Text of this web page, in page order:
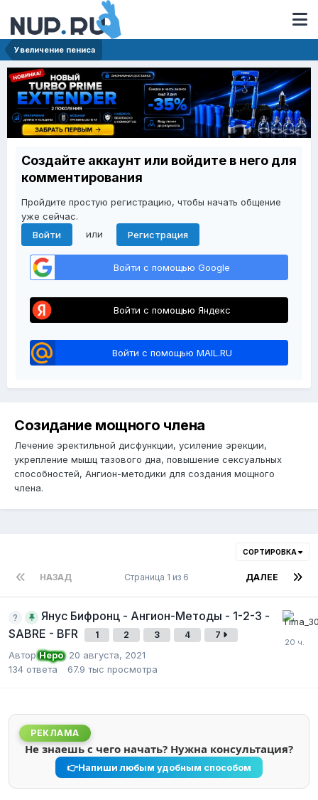
Увеличение пениса
Создайте аккаунт или войдите в него для
комментирования
Пройдите простую регистрацию, чтобы начать общение
уже сейчас.
Войти
или Регистрация
Войти с помощью Google
Войти с помощью Яндекс
Войти с помощью MAIL.RU
Созидание мощного члена
Лечение эректильной дисфункции, усиление эрекции,
укрепление мышц тазового дна, повышение сексуальных
способностей, Ангион-методики для создания мощного
члена.
СОРТИРОВКА
НАЗАД ДАЛЕЕ
Страница 1 из 6
Янус Бифронц - Ангион-Методы - 1-2-3 -
SABRE - BFR
1 2 3 4 7
АвторНеро, 20 августа, 2021
134 ответа 67.9 тыс просмотра
РЕКЛАМА
Не знаешь с чего начать? Нужна консультация?
👉Напиши любым удобным способом